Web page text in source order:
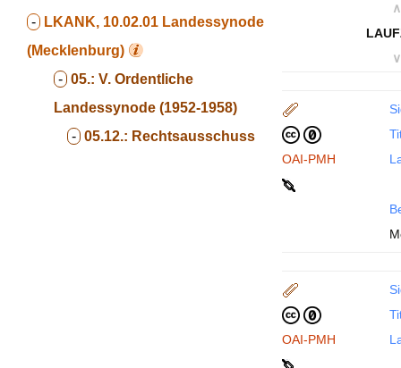
- LKANK, 10.02.01 Landessynode
(Mecklenburg)
- 05.: V. Ordentliche
Landessynode (1952-1958)
- 05.12.: Rechtsausschuss
∧
∨
OAI-PMH
OAI-PMH